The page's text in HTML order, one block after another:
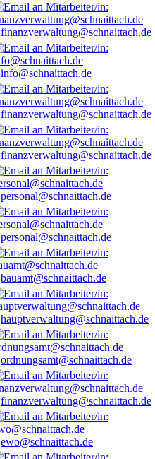
finanzverwaltung@schnaittach.de
info@schnaittach.de
finanzverwaltung@schnaittach.de
finanzverwaltung@schnaittach.de
personal@schnaittach.de
personal@schnaittach.de
bauamt@schnaittach.de
hauptverwaltung@schnaittach.de
ordnungsamt@schnaittach.de
finanzverwaltung@schnaittach.de
ewo@schnaittach.de